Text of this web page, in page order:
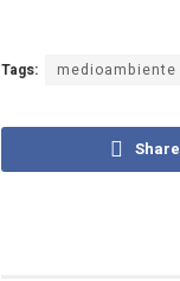
Tags: medioambiente
Share